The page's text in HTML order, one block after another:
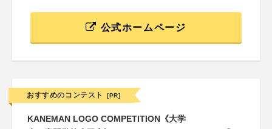
公式ホームページ
おすすめのコンテスト [PR]
KANEMAN LOGO COMPETITION《大学